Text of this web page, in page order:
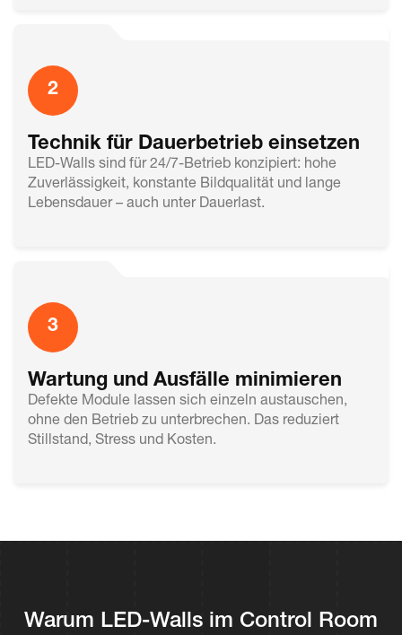
2
Technik für Dauerbetrieb einsetzen
LED-Walls sind für 24/7-Betrieb konzipiert: hohe
Zuverlässigkeit, konstante Bildqualität und lange
Lebensdauer – auch unter Dauerlast.
3
Wartung und Ausfälle minimieren
Defekte Module lassen sich einzeln austauschen,
ohne den Betrieb zu unterbrechen. Das reduziert
Stillstand, Stress und Kosten.
Warum LED-Walls im Control Room